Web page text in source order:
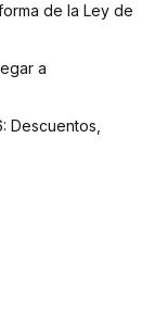
de la Ley de
a
Descuentos,